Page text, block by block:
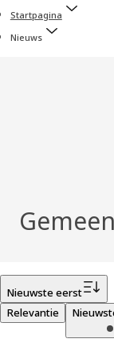
Startpagina
Nieuws
Nieuwste eerst
Relevantie